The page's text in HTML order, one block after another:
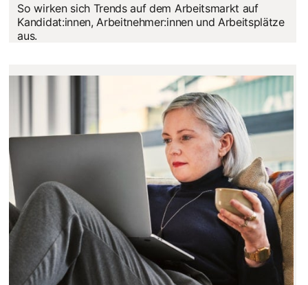
So wirken sich Trends auf dem Arbeitsmarkt auf
Kandidat:innen, Arbeitnehmer:innen und Arbeitsplätze
aus.